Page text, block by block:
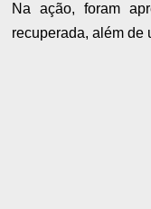
Na ação, foram
recuperada, além de